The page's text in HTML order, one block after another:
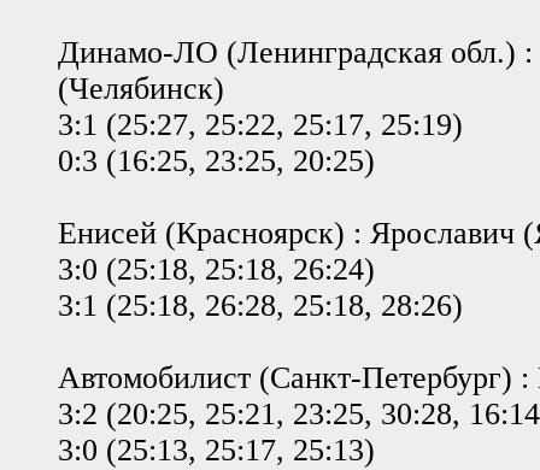
Динамо-ЛО (Ленинградская обл.) :
(Челябинск)
3:1 (25:27, 25:22, 25:17, 25:19)
0:3 (16:25, 23:25, 20:25)
Енисей (Красноярск) : Ярославич
3:0 (25:18, 25:18, 26:24)
3:1 (25:18, 26:28, 25:18, 28:26)
Автомобилист (Санкт-Петербург)
3:2 (20:25, 25:21, 23:25, 30:28,
3:0 (25:13, 25:17, 25:13)